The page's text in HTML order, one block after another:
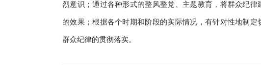
烈意识；通过各种形式的整风整党、主题教育，将群众纪
的效果；根据各个时期和阶段的实际情况，有针对性地制
群众纪律的贯彻落实。